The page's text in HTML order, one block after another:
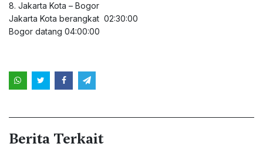
8. Jakarta Kota – Bogor
Jakarta Kota berangkat 02:30:00
Bogor datang 04:00:00
Berita Terkait